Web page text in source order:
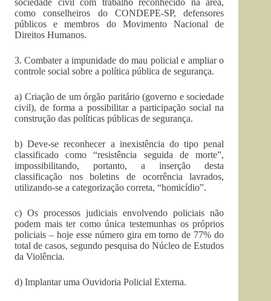
sociedade civil com trabalho reconhecido na área,
como conselheiros do CONDEPE-SP, defensores
públicos e membros do Movimento Nacional de
Direitos Humanos.
3. Combater a impunidade do mau policial e ampliar o
controle social sobre a política pública de segurança.
a) Criação de um órgão paritário (governo e sociedade
civil), de forma a possibilitar a participação social na
construção das políticas públicas de segurança.
b) Deve-se reconhecer a inexistência do tipo penal
classificado como “resistência seguida de morte”,
impossibilitando, portanto, a inserção desta
classificação nos boletins de ocorrência lavrados,
utilizando-se a categorização correta, “homicídio”.
c) Os processos judiciais envolvendo policiais não
podem mais ter como única testemunhas os próprios
policiais – hoje esse número gira em torno de 77% do
total de casos, segundo pesquisa do Núcleo de Estudos
da Violência.
d) Implantar uma Ouvidoria Policial Externa.